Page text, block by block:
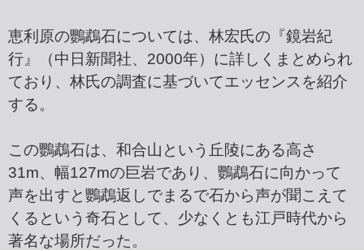
恵利原の鸚鵡石については、林宏氏の『鏡岩紀
行』（中日新聞社、2000年）に詳しくまとめられ
ており、林氏の調査に基づいてエッセンスを紹介
する。
この鸚鵡石は、和合山という丘陵にある高さ
31m、幅127mの巨岩であり、鸚鵡石に向かって
声を出すと鸚鵡返しでまるで石から声が聞こえて
くるという奇石として、少なくとも江戸時代から
著名な場所だった。